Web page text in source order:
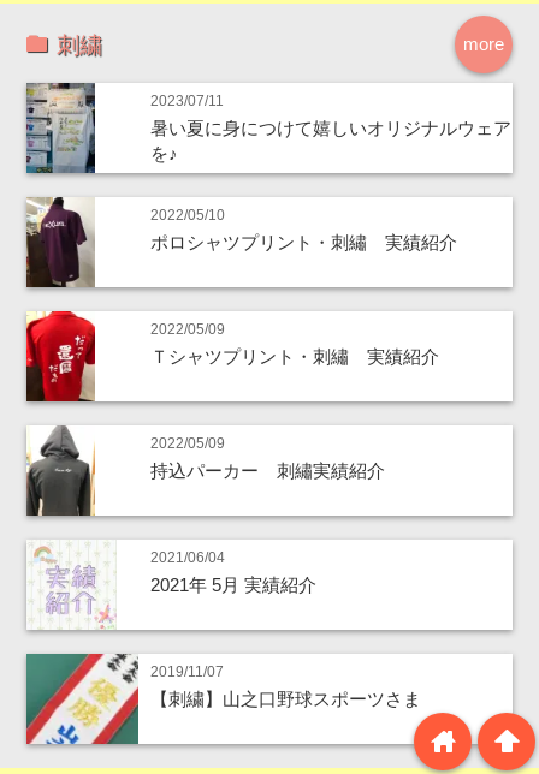
more
刺繍
2023/07/11
暑い夏に身につけて嬉しいオリジナルウェア
を♪
2022/05/10
ポロシャツプリント・刺繡 実績紹介
2022/05/09
Ｔシャツプリント・刺繡 実績紹介
2022/05/09
持込パーカー 刺繡実績紹介
2021/06/04
2021年 5月 実績紹介
2019/11/07
【刺繍】山之口野球スポーツさま
arrowup
home